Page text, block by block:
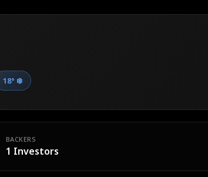
18° ❄️
BACKERS
1 Investors